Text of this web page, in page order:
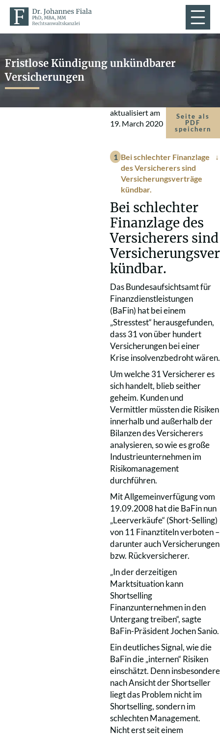
Fristlose Kündigung unkündbarer
Versicherungen
aktualisiert am
19. March 2020
Seite als
PDF
speichern
Bei schlechter Finanzlage
des Versicherers sind
Versicherungsverträge
kündbar.
Bei schlechter
Finanzlage des
Versicherers sind
kündbar.
Das Bundesaufsichtsamt für
Finanzdienstleistungen
(BaFin) hat bei einem
„Stresstest“ herausgefunden,
dass 31 von über hundert
Versicherungen bei einer
Krise insolvenzbedroht wären.
Um welche 31 Versicherer es
sich handelt, blieb seither
geheim. Kunden und
Vermittler müssten die Risiken
innerhalb und außerhalb der
Bilanzen des Versicherers
analysieren, so wie es große
Industrieunternehmen im
Risikomanagement
durchführen.
Mit Allgemeinverfügung vom
19.09.2008 hat die BaFin nun
„Leerverkäufe“ (Short-Selling)
von 11 Finanztiteln verboten –
darunter auch Versicherungen
bzw. Rückversicherer.
„In der derzeitigen
Marktsituation kann
Shortselling
Finanzunternehmen in den
Untergang treiben“, sagte
BaFin-Präsident Jochen Sanio.
Ein deutliches Signal, wie die
BaFin die „internen“ Risiken
einschätzt. Denn insbesondere
nach Ansicht der Shortseller
liegt das Problem nicht im
Shortselling, sondern im
schlechten Management.
Nicht erst seit einem